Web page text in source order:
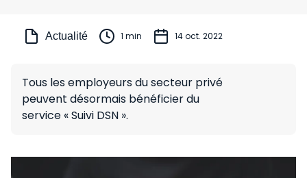
Actualité 1 min 14 oct. 2022
Tous les employeurs du secteur privé
peuvent désormais bénéficier du
service « Suivi DSN ».